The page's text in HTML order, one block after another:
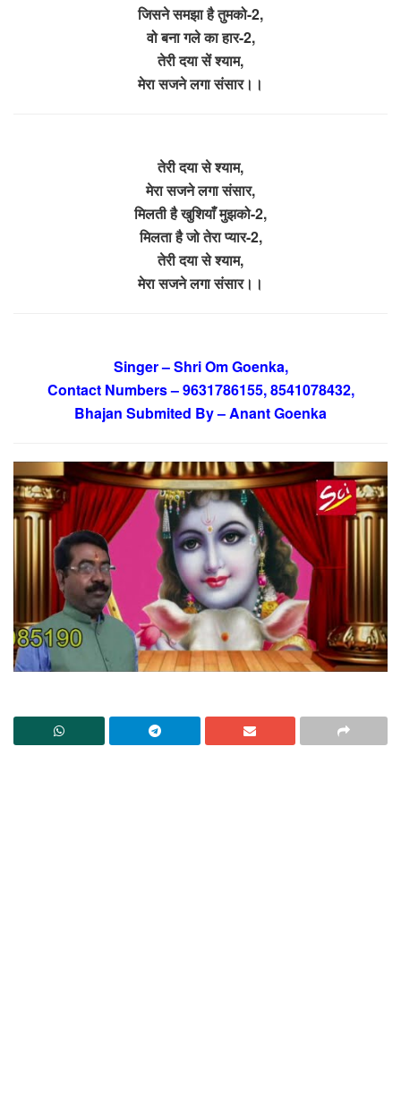
जिसने समझा है तुमको-2,
वो बना गले का हार-2,
तेरी दया सें श्याम,
मेरा सजने लगा संसार।।
तेरी दया से श्याम,
मेरा सजने लगा संसार,
मिलती है खुशियाँ मुझको-2,
मिलता है जो तेरा प्यार-2,
तेरी दया से श्याम,
मेरा सजने लगा संसार।।
Singer – Shri Om Goenka,
Contact Numbers – 9631786155, 8541078432,
Bhajan Submited By – Anant Goenka